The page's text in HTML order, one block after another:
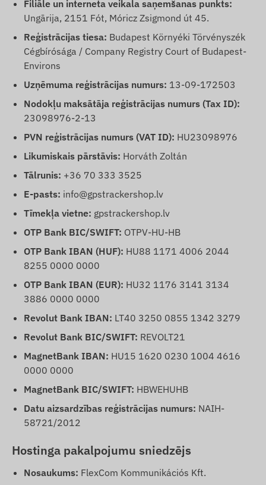
Filiāle un interneta veikala saņemšanas punkts:
Ungārija, 2151 Fót, Móricz Zsigmond út 45.
Reģistrācijas tiesa: Budapest Környéki Törvényszék
Cégbírósága / Company Registry Court of Budapest-
Environs
Uzņēmuma reģistrācijas numurs: 13-09-172503
Nodokļu maksātāja reģistrācijas numurs (Tax ID):
23098976-2-13
PVN reģistrācijas numurs (VAT ID): HU23098976
Likumiskais pārstāvis: Horváth Zoltán
Tālrunis: +36 70 333 3525
E-pasts: info@gpstrackershop.lv
Tīmekļa vietne: gpstrackershop.lv
OTP Bank BIC/SWIFT: OTPV-HU-HB
OTP Bank IBAN (HUF): HU88 1171 4006 2044
8255 0000 0000
OTP Bank IBAN (EUR): HU32 1176 3141 3134
3886 0000 0000
Revolut Bank IBAN: LT40 3250 0855 1342 3279
Revolut Bank BIC/SWIFT: REVOLT21
MagnetBank IBAN: HU15 1620 0230 1004 4616
0000 0000
MagnetBank BIC/SWIFT: HBWEHUHB
Datu aizsardzības reģistrācijas numurs: NAIH-
58721/2012
Hostinga pakalpojumu sniedzējs
Nosaukums: FlexCom Kommunikációs Kft.